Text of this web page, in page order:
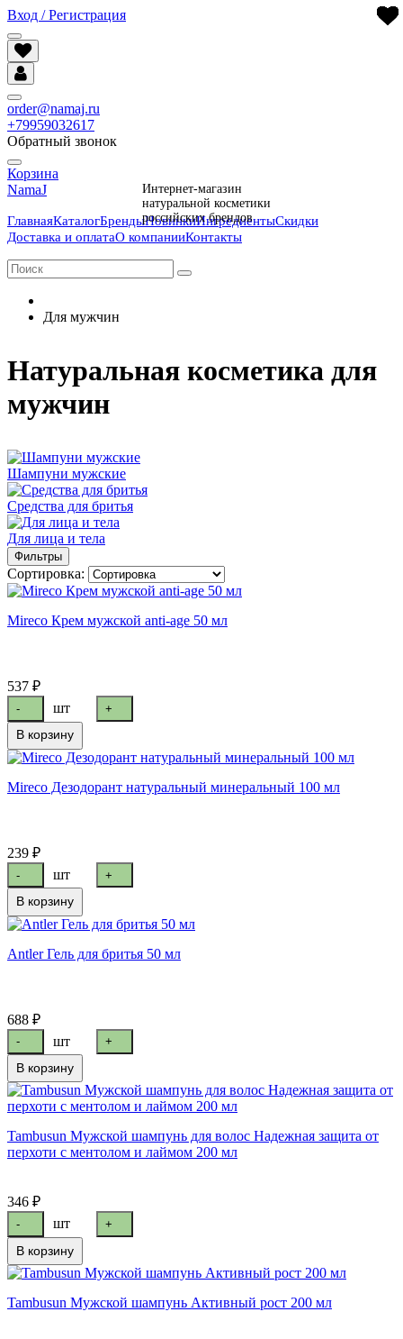
Вход / Регистрация
order@namaj.ru
+79959032617
Обратный звонок
Корзина
NamaJ
Интернет-магазин
натуральной косметики
российских брендов
ГлавнаяКаталогБрендыНовинкиИнгредиентыСкидки
Доставка и оплатаО компанииКонтакты
Для мужчин
Натуральная косметика для
мужчин
Шампуни мужские
Средства для бритья
Для лица и тела
Фильтры
Сортировка:
Mireco Крем мужской anti-age 50 мл
537 ₽
- шт +
В корзину
Mireco Дезодорант натуральный минеральный 100 мл
239 ₽
- шт +
В корзину
Antler Гель для бритья 50 мл
688 ₽
- шт +
В корзину
Tambusun Мужской шампунь для волос Надежная защита от
перхоти с ментолом и лаймом 200 мл
346 ₽
- шт +
В корзину
Tambusun Мужской шампунь Активный рост 200 мл